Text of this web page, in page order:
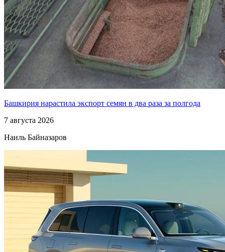
Башкирия нарастила экспорт семян в два раза за полгода
7 августа 2026
Наиль Байназаров